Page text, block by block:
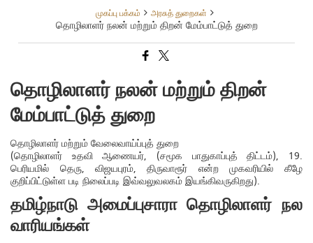
முகப்பு பக்கம் அரசுத் துறைகள்
தொழிலாளர் நலன் மற்றும் திறன் மேம்பாட்டுத் துறை
தொழிலாளர் நலன் மற்றும் திறன்
மேம்பாட்டுத் துறை
தொழிலாளர் மற்றும் வேலைவாய்ப்புத் துறை
(தொழிலாளர் உதவி ஆணையர், (சமூக பாதுகாப்புத் திட்டம்), 19.
பெரியமில் தெரு, விஜயபுரம், திருவாரூர் என்ற முகவரியில் கீழே
குறிப்பிட்டுள்ள படி நிலைப்படி இவ்வலுவலகம் இயங்கிவருகிறது).
தமிழ்நாடு அமைப்புசாரா தொழிலாளர் நல
வாரியங்கள்